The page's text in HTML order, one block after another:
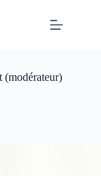
(modérateur)